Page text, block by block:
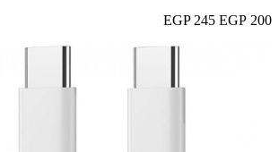
200 EGP
245 EGP